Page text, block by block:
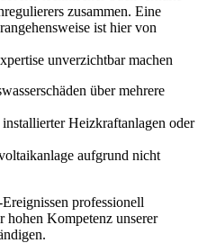
zusammen. Eine
ist hier von
unverzichtbar machen
über mehrere
Heizkraftanlagen oder
aufgrund nicht
professionell
hohen Kompetenz unserer